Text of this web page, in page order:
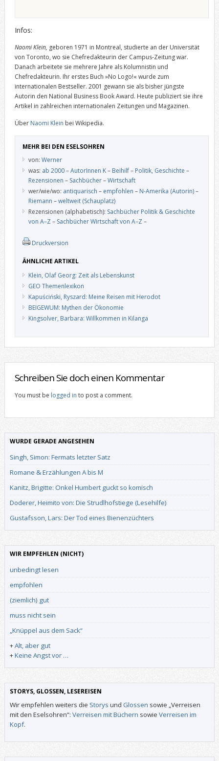
Infos:
Naomi Klein, geboren 1971 in Montreal, studierte an der Universität
von Toronto, wo sie Chefredakteurin der Campus-Zeitung war.
Danach arbeitete sie mehrere Jahre als Kolumnistin und
Chefredakteurin. Ihr erstes Buch »No Logo!« wurde zum
internationalen Bestseller. 2001 gewann sie als bisher jüngste
Autorin den National Business Book Award. Heute publiziert sie ihre
Artikel in zahlreichen internationalen Zeitungen und Magazinen.
Über Naomi Klein bei Wikipedia.
MEHR BEI DEN ESELSOHREN
von: Werner
was: ab 2000–AutorInnen K– Beihilf– Politik, Geschichte –
Rezensionen – Sachbücher–Wirtschaft
wer/wie/wo: antiquarisch – empfohlen – N-Amerika (Autorin)–
Riemann –weltweit (Schauplatz)
Rezensionen (alphabetisch): Sachbücher Politik & Geschichte
von A–Z – Sachbücher Wirtschaft von A–Z –
Druckversion
ÄHNLICHE ARTIKEL
Klein, Olaf Georg: Zeit als Lebenskunst
GEO Themenlexikon
Kapuściński, Ryszard: Meine Reisen mit Herodot
BEIGEWUM: Mythen der Ökonomie
Kingsolver, Barbara: Willkommen in Kilanga
Schreiben Sie doch einen Kommentar
You must be logged in to post a comment.
WURDE GERADE ANGESEHEN
Singh, Simon: Fermats letzter Satz
Romane & Erzählungen A bis M
Kanitz, Brigitte: Onkel Humbert guckt so komisch
Doderer, Heimito von: Die Strudlhofstiege (Lesehilfe)
Gustafsson, Lars: Der Tod eines Bienenzüchters
WIR EMPFEHLEN (NICHT)
unbedingt lesen
empfohlen
(ziemlich) gut
muss nicht sein
„Knüppel aus dem Sack“
+Alt, aber gut
+Keine Angst vor …
STORYS, GLOSSEN, LESEREISEN
Wir empfehlen weiters die Storys und Glossen sowie „Verreisen
mit den Eselsohren“: Verreisen mit Büchern sowie Verreisen im
Kopf.